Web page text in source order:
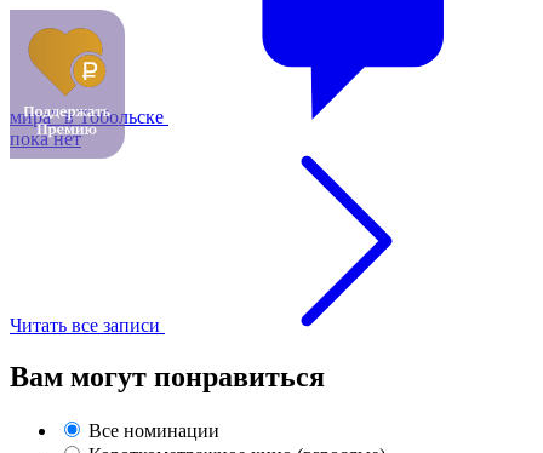
мира" в Тобольске
пока нет
Читать все записи
Вам могут понравиться
Все номинации